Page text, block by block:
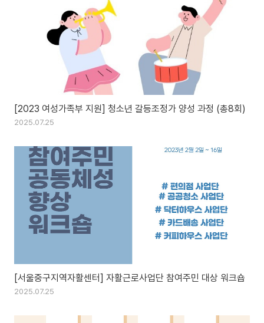
[2023 여성가족부 지원] 청소년 갈등조정가 양성 과정 (총8회)
2025.07.25
[서울중구지역자활센터] 자활근로사업단 참여주민 대상 워크숍
2025.07.25